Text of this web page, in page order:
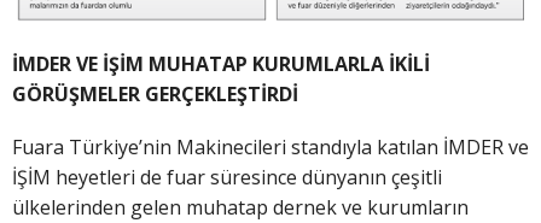
İMDER VE İŞİM MUHATAP KURUMLARLA İKİLİ
GÖRÜŞMELER GERÇEKLEŞTİRDİ
Fuara Türkiye’nin Makinecileri standıyla katılan İMDER ve
İŞİM heyetleri de fuar süresince dünyanın çeşitli
ülkelerinden gelen muhatap dernek ve kurumların